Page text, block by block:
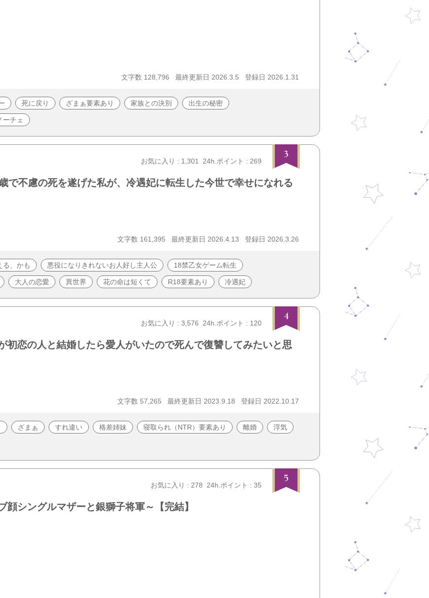
文字数 128,796 最終更新日 2026.3.5 登録日 2026.1.31
死に戻り ざまぁ要素あり 家族との決別 出生の秘密
ーチェ
3
お気に入り : 1,301 24h.ポイント : 269
で不慮の死を遂げた私が、冷遇妃に転生した今世で幸せになれる
文字数 161,395 最終更新日 2026.4.13 登録日 2026.3.26
る、かも 悪役になりきれないお人好し主人公 18禁乙女ゲーム転生
大人の恋愛 異世界 花の命は短くて R18要素あり 冷遇妃
4
お気に入り : 3,576 24h.ポイント : 120
初恋の人と結婚したら愛人がいたので死んで復讐してみたいと思
文字数 57,265 最終更新日 2023.9.18 登録日 2022.10.17
ざまぁ すれ違い 格差姉妹 寝取られ（NTR）要素あり 離婚 浮気
5
お気に入り : 278 24h.ポイント : 35
シングルマザーと銀獅子将軍～【完結】